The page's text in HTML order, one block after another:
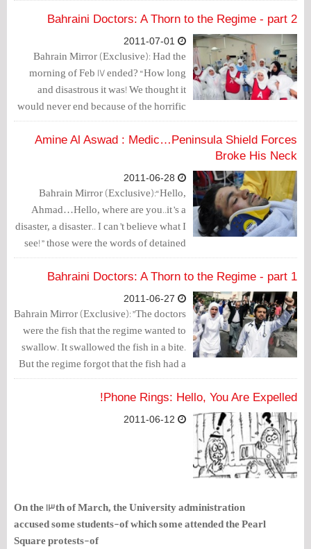
Bahraini Doctors: A Thorn to the Regime - part 2
Bahrain Mirror (Exclusive): Had the
morning of Feb 17 ended? “How long
and disastrous it was! We thought it
would never end because of the horrific
events we experienced!” One of the
medical staff said.
Amine Al Aswad : Medic…Peninsula Shield Forces
Broke His Neck
Bahrain Mirror (Exclusive):“Hello,
Ahmad…Hello, where are you..it’s a
disaster, a disaster.. I can’t believe what I
see!” those were the words of detained
medic Amine Jaafar Aswad
Bahraini Doctors: A Thorn to the Regime - part 1
Bahrain Mirror (Exclusive):"The doctors
were the fish that the regime wanted to
swallow. It swallowed the fish in a bite.
But the regime forgot that the fish had a
thorn" An observer.
Phone Rings: Hello, You Are Expelled!
On the 13th of March, the University administration
accused some students-of which some attended the Pearl
Square protests-of